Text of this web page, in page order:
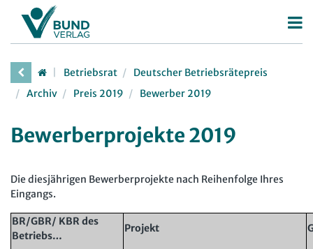
Betriebsrat
Betriebsratswahl
Mitbestimmung
Beschäftigtendatenschutz
Deutscher Betriebsrätepreis
Mitbestimmungskompass
Betriebsrat
Deutscher Betriebsrätepreis
Archiv
Preis 2019 Bewerber 2019
Bewerberprojekte 2019
Die diesjährigen Bewerberprojekte nach Reihenfolge Ihres
Eingangs.
BR/GBR/ KBR des
Betriebs…
Projekt